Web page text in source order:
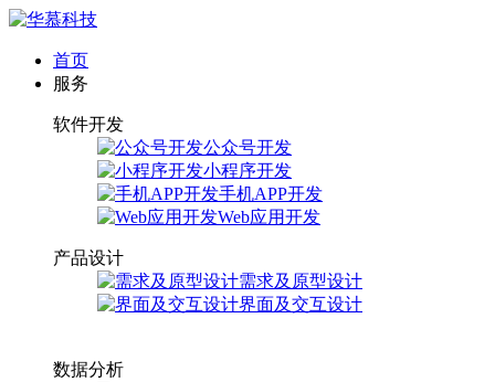
首页
服务
软件开发
公众号开发
小程序开发
手机APP开发
Web应用开发
产品设计
需求及原型设计
界面及交互设计
数据分析